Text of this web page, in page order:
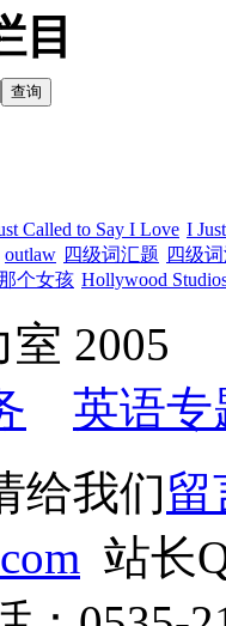
目
Called to Say I Love I
outlaw 四级词汇题 四级
个女孩 Hollywood
室
英语专
给我们留
站长